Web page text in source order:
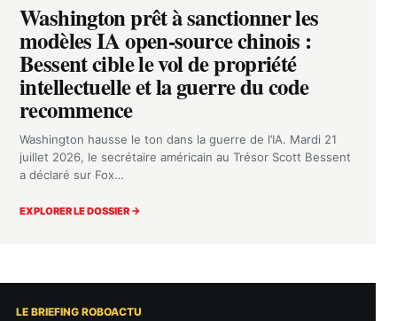
Washington prêt à sanctionner les
modèles IA open-source chinois :
Bessent cible le vol de propriété
intellectuelle et la guerre du code
recommence
Washington hausse le ton dans la guerre de l’IA. Mardi 21
juillet 2026, le secrétaire américain au Trésor Scott Bessent
a déclaré sur Fox…
EXPLORER LE DOSSIER →
LE BRIEFING ROBOACTU